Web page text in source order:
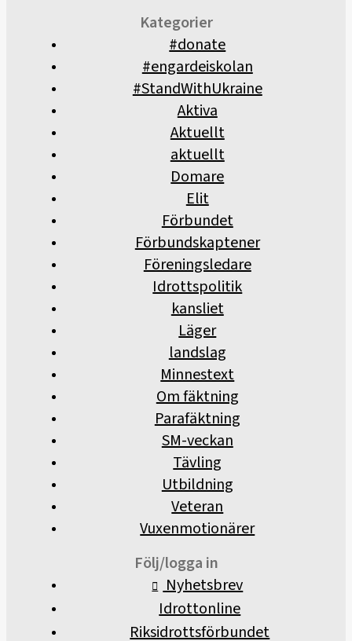
Kategorier
#donate
#engardeiskolan
#StandWithUkraine
Aktiva
Aktuellt
aktuellt
Domare
Elit
Förbundet
Förbundskaptener
Föreningsledare
Idrottspolitik
kansliet
Läger
landslag
Minnestext
Om fäktning
Parafäktning
SM-veckan
Tävling
Utbildning
Veteran
Vuxenmotionärer
Följ/logga in
Nyhetsbrev
Idrottonline
Riksidrottsförbundet